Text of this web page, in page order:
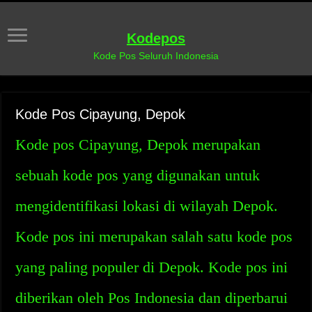
Kodepos
Kode Pos Seluruh Indonesia
Kode Pos Cipayung, Depok
Kode pos Cipayung, Depok merupakan
sebuah kode pos yang digunakan untuk
mengidentifikasi lokasi di wilayah Depok.
Kode pos ini merupakan salah satu kode pos
yang paling populer di Depok. Kode pos ini
diberikan oleh Pos Indonesia dan diperbarui